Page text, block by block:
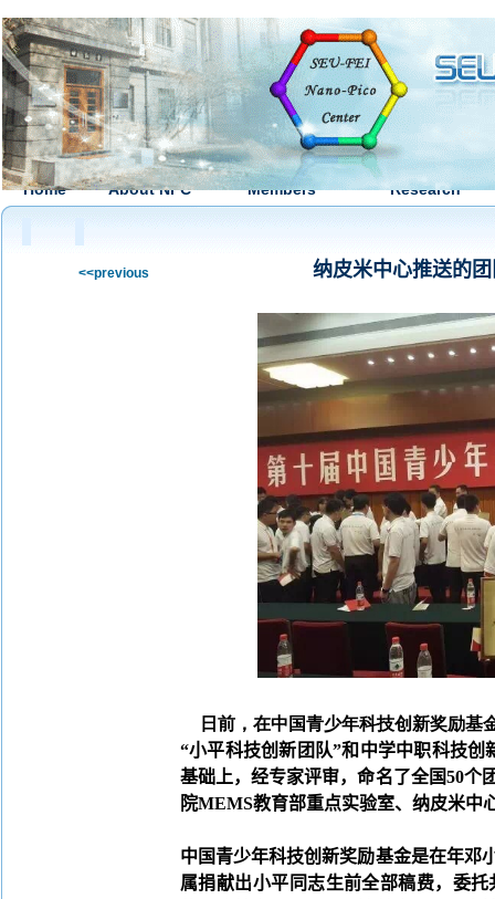
Home About NPC Members Research
<<previous 纳皮米中心推送的
日前，在中国青少年科技创新奖励基
“小平科技创新团队”和中学中职科技创
基础上，经专家评审，命名了全国50个
院MEMS教育部重点实验室、纳皮米中
中国青少年科技创新奖励基金是在年邓
属捐献出小平同志生前全部稿费，委